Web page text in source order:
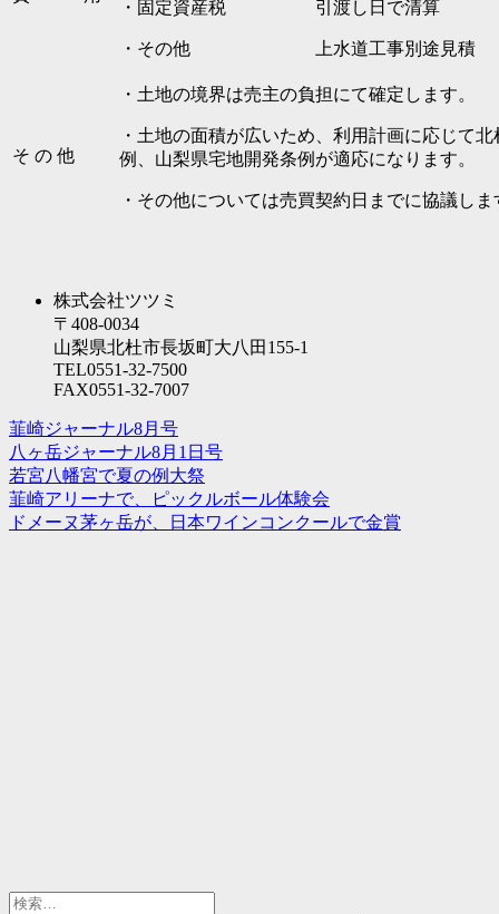
・固定資産税 引渡し日で清算
・その他 上水道工事別途見積
そ の 他
・土地の境界は売主の負担にて確定します。
・土地の面積が広いため、利用計画に応じて
例、山梨県宅地開発条例が適応になります。
・その他については売買契約日までに協議しま
株式会社ツツミ
〒408-0034
山梨県北杜市長坂町大八田155-1
TEL0551-32-7500
FAX0551-32-7007
韮崎ジャーナル8月号
八ヶ岳ジャーナル8月1日号
若宮八幡宮で夏の例大祭
韮崎アリーナで、ピックルボール体験会
ドメーヌ茅ヶ岳が、日本ワインコンクールで金賞
検